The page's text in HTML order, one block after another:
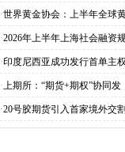
·世界黄金协会：上半年全球
·2026年上半年上海社会融资
·印度尼西亚成功发行首单主权
·上期所：“期货+期权”协同发
·20号胶期货引入首家境外交